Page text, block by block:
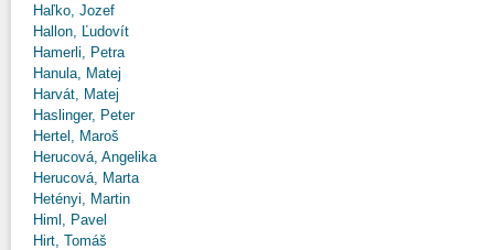
Haľko, Jozef
Hallon, Ľudovít
Hamerli, Petra
Hanula, Matej
Harvát, Matej
Haslinger, Peter
Hertel, Maroš
Herucová, Angelika
Herucová, Marta
Hetényi, Martin
Himl, Pavel
Hirt, Tomáš